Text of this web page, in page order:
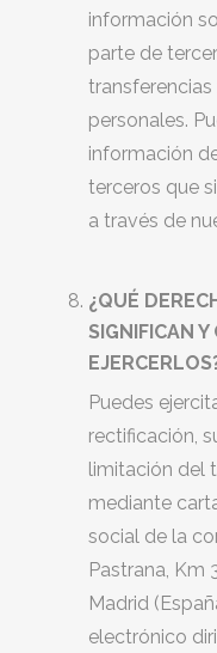
información
parte de
personales.
información
terceros que
a través de
¿QUÉ
SIGNIFICAN Y
Puedes
rectificación,
limitación del
mediante
social de la
Pastrana, Km
Madrid
electrónico